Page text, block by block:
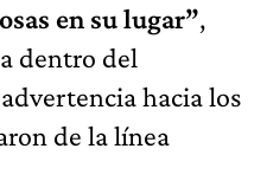
en su lugar”,
dentro del
hacia los
de la línea